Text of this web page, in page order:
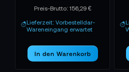
Preis-Brutto: 156,29 €
Lieferzeit: Vorbestelldar-
Wareneingang erwartet
In den Warenkorb